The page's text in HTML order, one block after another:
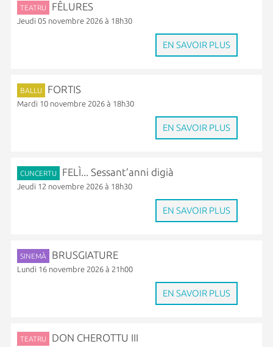
TEATRU FÊLURES
Jeudi 05 novembre 2026 à 18h30
EN SAVOIR PLUS
BALLU FORTIS
Mardi 10 novembre 2026 à 18h30
EN SAVOIR PLUS
CUNCERTU FELÌ... Sessant’anni digià
Jeudi 12 novembre 2026 à 18h30
EN SAVOIR PLUS
SINEMÀ BRUSGIATURE
Lundi 16 novembre 2026 à 21h00
EN SAVOIR PLUS
TEATRU DON CHEROTTU III